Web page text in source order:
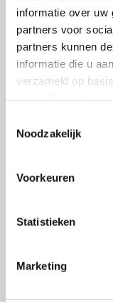
informatie over uw
partners voor
partners kunnen
informatie die u
verzameld op
Noodzakelijk
Voorkeuren
Statistieken
Marketing